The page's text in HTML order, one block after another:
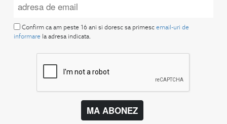
Confirm ca am peste 16 ani si doresc sa primesc email-uri de
informare la adresa indicata.
MA ABONEZ